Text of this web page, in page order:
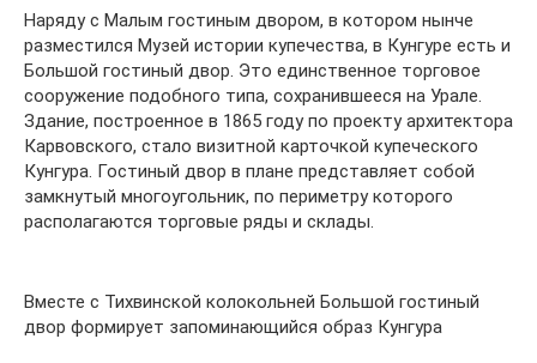
Наряду с Малым гостиным двором, в котором нынче
разместился Музей истории купечества, в Кунгуре есть и
Большой гостиный двор. Это единственное торговое
сооружение подобного типа, сохранившееся на Урале.
Здание, построенное в 1865 году по проекту архитектора
Карвовского, стало визитной карточкой купеческого
Кунгура. Гостиный двор в плане представляет собой
замкнутый многоугольник, по периметру которого
располагаются торговые ряды и склады.
Вместе с Тихвинской колокольней Большой гостиный
двор формирует запоминающийся образ Кунгура